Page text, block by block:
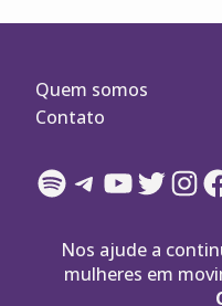
Quem somos
Contato
Spotify
Telegram
YouTube
Nos ajude a
mulheres em